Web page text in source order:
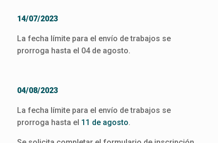
14/07/2023
La fecha límite para el envío de trabajos se
prorroga hasta el 04 de agosto.
04/08/2023
La fecha límite para el envío de trabajos se
prorroga hasta el 11 de agosto.